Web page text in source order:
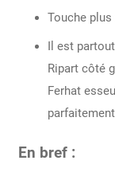
Touche
Il est
Ripart côté
Ferhat
En bref :